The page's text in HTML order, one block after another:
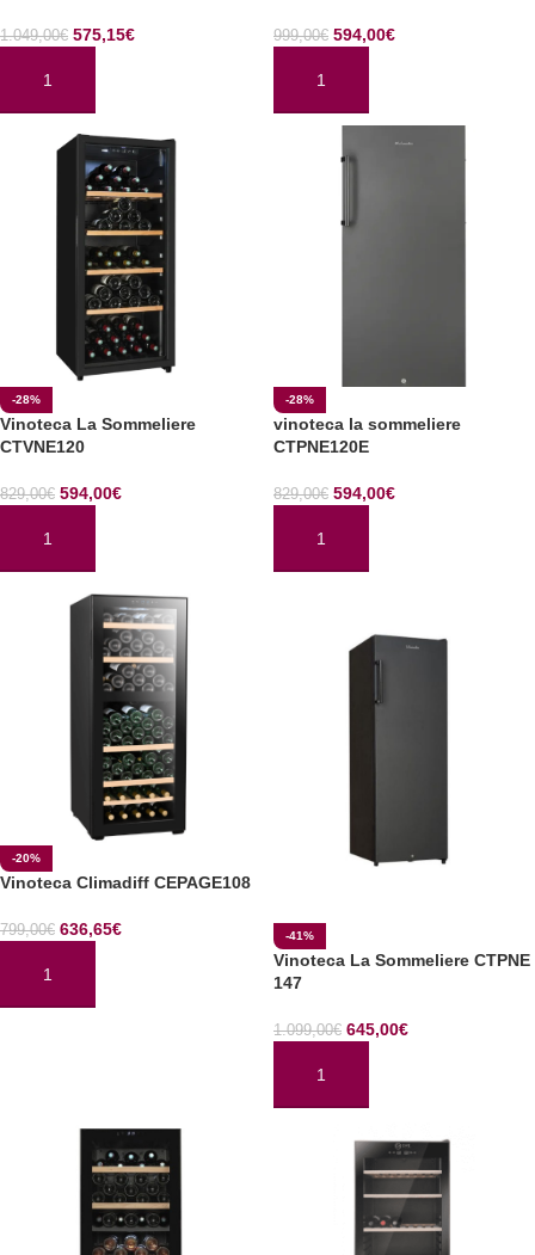
1.049,00€ 575,15€
AÑADIR AL CARRITO
999,00€ 594,00€
AÑADIR AL CARRITO
-28%
Vinoteca La Sommeliere
CTVNE120
829,00€ 594,00€
AÑADIR AL CARRITO
-28%
vinoteca la sommeliere
CTPNE120E
829,00€ 594,00€
AÑADIR AL CARRITO
-20%
Vinoteca Climadiff CEPAGE108
799,00€ 636,65€
AÑADIR AL CARRITO
-41%
Vinoteca La Sommeliere CTPNE
147
1.099,00€ 645,00€
AÑADIR AL CARRITO